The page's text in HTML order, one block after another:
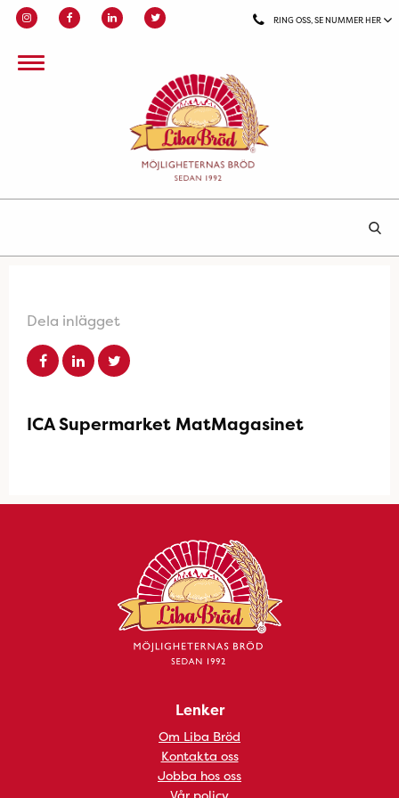
RING OSS, SE NUMMER HER
Dela inlägget
ICA Supermarket MatMagasinet
Lenker
Om Liba Bröd
Kontakta oss
Jobba hos oss